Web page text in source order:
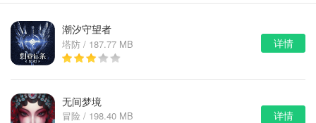
潮汐守望者
塔防 / 187.77 MB 详情
无间梦境
冒险 / 198.40 MB 详情